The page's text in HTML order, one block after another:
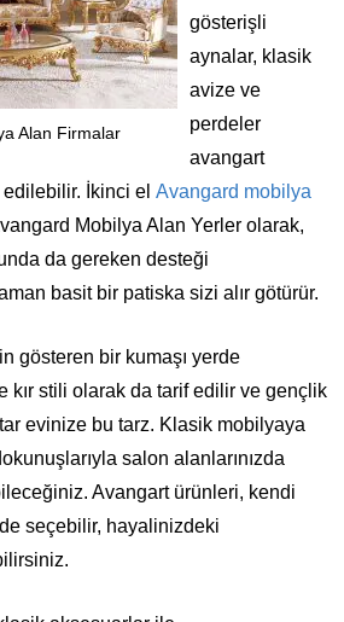
Alan Firmalar
gösterişli
aynalar, klasik
avize ve
perdeler
avangart
İkinci el Avangard mobilya
Mobilya Alan Yerler olarak,
da gereken desteği
basit bir patiska sizi alır götürür.
gösteren bir kumaşı yerde
kır stili olarak da tarif edilir ve gençlik
evinize bu tarz. Klasik mobilyaya
salon alanlarınızda
Avangart ürünleri, kendi
seçebilir, hayalinizdeki